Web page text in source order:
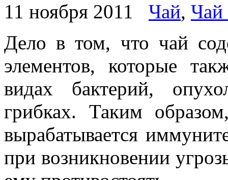
11 ноября 2011 Чай, Чай
Дело в том, что чай
элементов, которые
видах бактерий,
грибках. Таким
вырабатывается
при возникновении